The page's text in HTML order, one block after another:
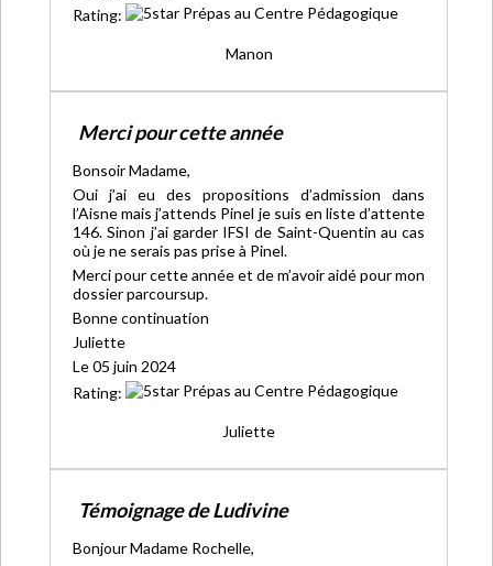
Rating:
Manon
Merci pour cette année
Bonsoir Madame,
Oui j’ai eu des propositions d’admission dans
l’Aisne mais j’attends Pinel je suis en liste d’attente
146. Sinon j’ai garder IFSI de Saint-Quentin au cas
où je ne serais pas prise à Pinel.
Merci pour cette année et de m’avoir aidé pour mon
dossier parcoursup.
Bonne continuation
Juliette
Le 05 juin 2024
Rating:
Juliette
Témoignage de Ludivine
Bonjour Madame Rochelle,